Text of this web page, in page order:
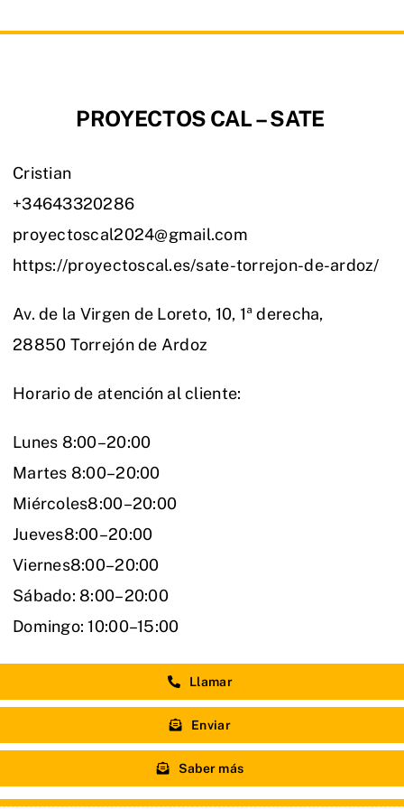
PROYECTOS CAL – SATE
Cristian
+34643320286
proyectoscal2024@gmail.com
https://proyectoscal.es/sate-torrejon-de-ardoz/
Av. de la Virgen de Loreto, 10, 1ª derecha,
28850 Torrejón de Ardoz
Horario de atención al cliente:
Lunes 8:00–20:00
Martes 8:00–20:00
Miércoles8:00–20:00
Jueves8:00–20:00
Viernes8:00–20:00
Sábado: 8:00–20:00
Domingo: 10:00–15:00
Llamar
Enviar
Saber más